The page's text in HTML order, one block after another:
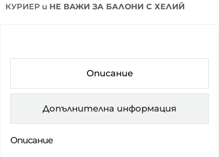
КУРИЕР и НЕ ВАЖИ ЗА БАЛОНИ С ХЕЛИЙ
Описание
Допълнителна информация
Описание